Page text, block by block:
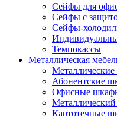
Сейфы для
Сейфы с
Сейфы-
Темпокассы
Металлическая
Абонентские
Офисные
Картотечные